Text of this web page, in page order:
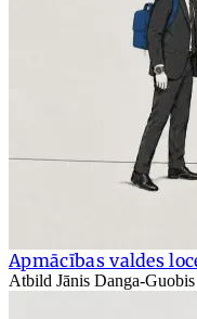
Apmācības valdes
Atbild Jānis Danga-Guobis